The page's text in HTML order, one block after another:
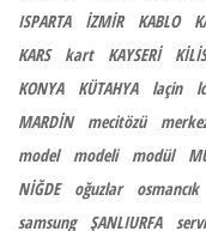
ISPARTA
İZMİR KABLO
KARS
kart KAYSERİ KİLİS
KONYA
KÜTAHYA laçin
MARDİN
mecitözü
model
modeli modül
NİĞDE
oğuzlar osmancık
samsung
ŞANLIURFA